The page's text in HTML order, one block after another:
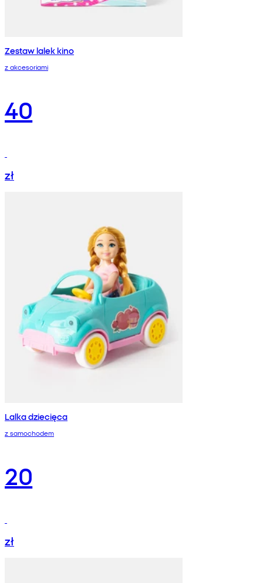
Zestaw lalek kino
z akcesoriami
40
zł
Lalka dziecięca
z samochodem
20
zł